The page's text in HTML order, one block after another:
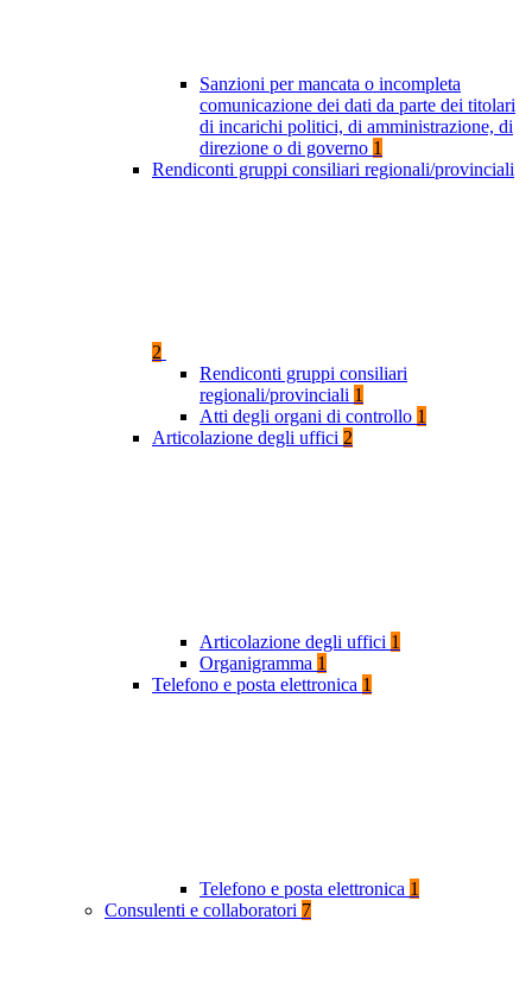
Sanzioni per mancata o incompleta
comunicazione dei dati da parte dei titolari
di incarichi politici, di amministrazione, di
direzione o di governo 1
Rendiconti gruppi consiliari regionali/provinciali
2
Rendiconti gruppi consiliari
regionali/provinciali 1
Atti degli organi di controllo 1
Articolazione degli uffici 2
Articolazione degli uffici 1
Organigramma 1
Telefono e posta elettronica 1
Telefono e posta elettronica 1
Consulenti e collaboratori 7